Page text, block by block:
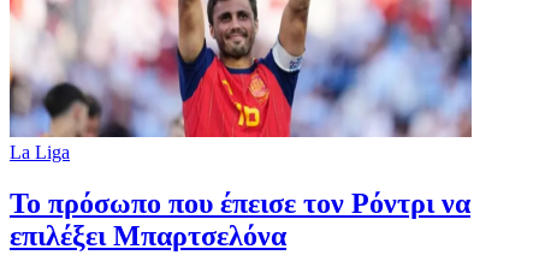
La Liga
Το πρόσωπο που έπεισε τον Ρόντρι να
επιλέξει Μπαρτσελόνα